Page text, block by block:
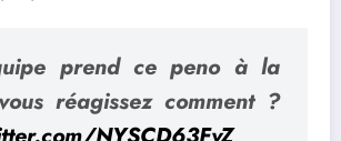
prend ce peno à la
réagissez comment ?